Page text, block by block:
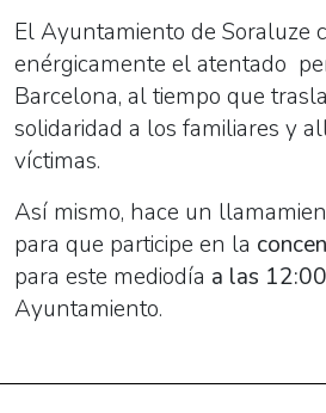
El Ayuntamiento de Soraluze
enérgicamente el atentado
Barcelona, al tiempo que
solidaridad a los familiares y
víctimas.
Así mismo, hace un
para que participe en la
para este mediodía a las
Ayuntamiento.